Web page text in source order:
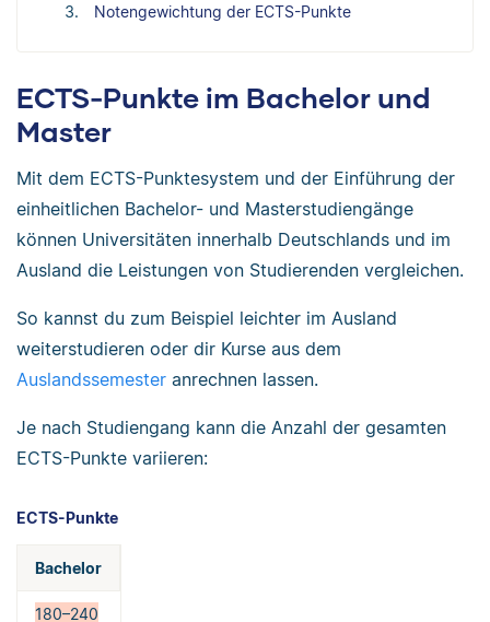
Notengewichtung der ECTS-Punkte
ECTS-Punkte im Bachelor und
Master
Mit dem ECTS-Punktesystem und der Einführung der
einheitlichen Bachelor- und Masterstudiengänge
können Universitäten innerhalb Deutschlands und im
Ausland die Leistungen von Studierenden vergleichen.
So kannst du zum Beispiel leichter im Ausland
weiterstudieren oder dir Kurse aus dem
Auslandssemester anrechnen lassen.
Je nach Studiengang kann die Anzahl der gesamten
ECTS-Punkte variieren:
ECTS-Punkte
Bachelor
180–240